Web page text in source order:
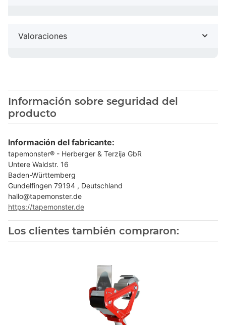
Valoraciones
Información sobre seguridad del
producto
Información del fabricante:
tapemonster® - Herberger & Terzija GbR
Untere Waldstr. 16
Baden-Württemberg
Gundelfingen 79194 , Deutschland
hallo@tapemonster.de
https://tapemonster.de
Los clientes también compraron: